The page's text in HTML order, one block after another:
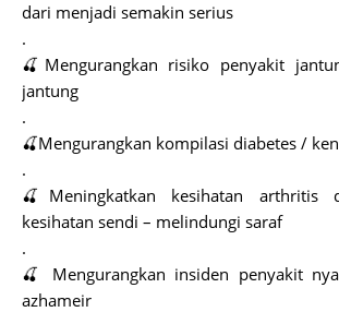
dari menjadi semakin serius
.
🍒Mengurangkan risiko penyakit
jantung
.
🍒Mengurangkan kompilasi diabetes /
.
🍒Meningkatkan kesihatan arthritis
kesihatan sendi – melindungi saraf
.
🍒 Mengurangkan insiden penyakit
azhameir